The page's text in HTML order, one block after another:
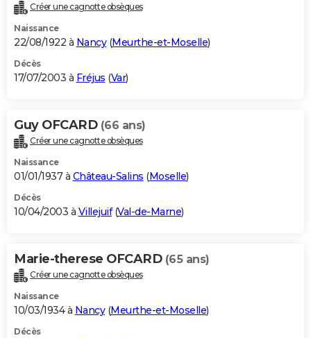
Créer une cagnotte obsèques
Naissance
22/08/1922 à Nancy(Meurthe-et-Moselle)
Décès
17/07/2003 à Fréjus (Var)
Guy OFCARD (66 ans)
Créer une cagnotte obsèques
Naissance
01/01/1937 à Château-Salins (Moselle)
Décès
10/04/2003 à Villejuif(Val-de-Marne)
Marie-therese OFCARD (65 ans)
Créer une cagnotte obsèques
Naissance
10/03/1934 à Nancy(Meurthe-et-Moselle)
Décès